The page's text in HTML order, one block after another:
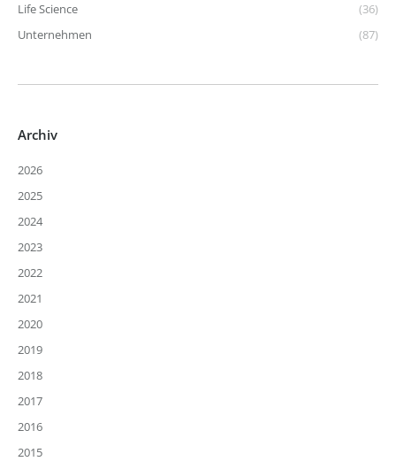
Life Science
(36)
Unternehmen
(87)
Archiv
2026
2025
2024
2023
2022
2021
2020
2019
2018
2017
2016
2015